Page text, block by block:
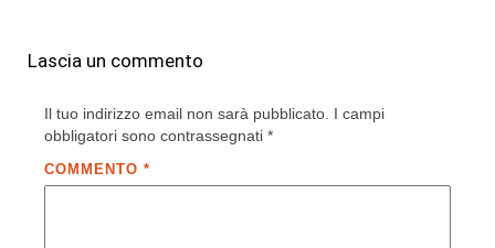
Lascia un commento
Il tuo indirizzo email non sarà pubblicato. I campi
obbligatori sono contrassegnati *
COMMENTO *